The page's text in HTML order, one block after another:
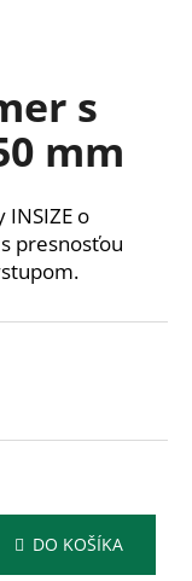
s
mm
o
presnosťou
DO KOŠÍKA